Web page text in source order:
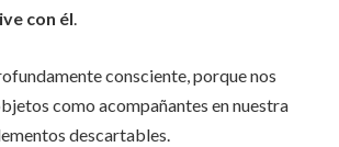
con él.
consciente, porque nos
como acompañantes en nuestra
descartables.